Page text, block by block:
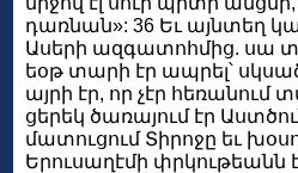
դառնան»: 36 Եւ այնտեղ
Ասերի ազգատոհմից. սա
եօթ տարի էր ապրել՝
այրի էր, որ չէր
ցերեկ ծառայում էր
մատուցում Տիրոջը եւ
Երուսաղէմի փրկութեանն